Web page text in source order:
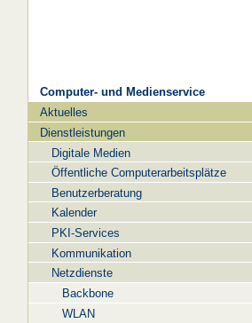
Computer- und Medienservice
Navigation
Aktuelles
Dienstleistungen
Digitale Medien
Öffentliche Computerarbeitsplätze
Benutzerberatung
Kalender
PKI-Services
Kommunikation
Netzdienste
Backbone
WLAN